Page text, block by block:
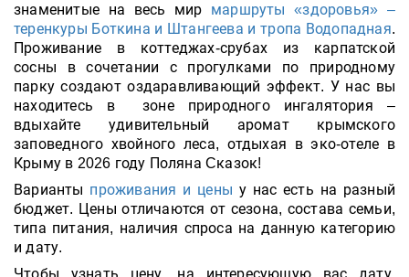
знаменитые на весь мир маршруты «здоровья» –
теренкуры Боткина и Штангеева и тропа Водопадная.
Проживание в коттеджах-срубах из карпатской
сосны в сочетании с прогулками по природному
парку создают оздаравливающий эффект. У нас вы
находитесь в зоне природного ингалятория –
вдыхайте удивительный аромат крымского
заповедного хвойного леса, отдыхая в эко-отеле в
Крыму в 2026 году Поляна Cказок!
Варианты проживания и цены у нас есть на разный
бюджет. Цены отличаются от сезона, состава семьи,
типа питания, наличия спроса на данную категорию
и дату.
Чтобы узнать цену, на интересующую вас дату,